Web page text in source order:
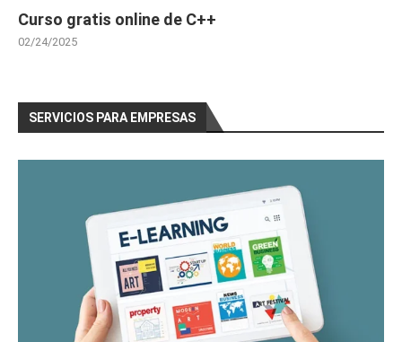
Curso gratis online de C++
02/24/2025
SERVICIOS PARA EMPRESAS